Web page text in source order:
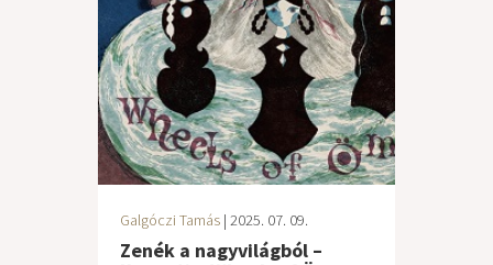
Galgóczi Tamás | 2025. 07. 09.
Zenék a nagyvilágból –